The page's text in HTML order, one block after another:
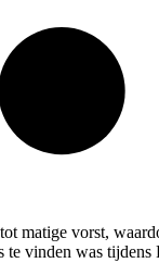
matige vorst,
vinden was tijdens